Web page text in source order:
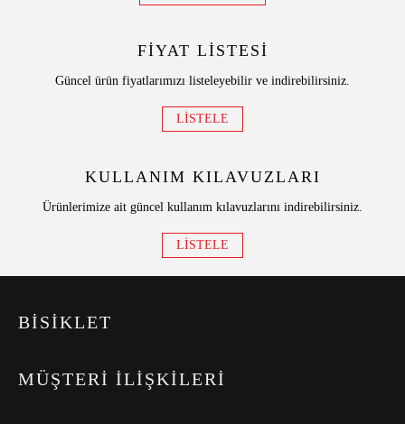
FİYAT LİSTESİ
Güncel ürün fiyatlarımızı listeleyebilir ve indirebilirsiniz.
LİSTELE
KULLANIM KILAVUZLARI
Ürünlerimize ait güncel kullanım kılavuzlarını indirebilirsiniz.
LİSTELE
BİSİKLET
MÜŞTERİ İLİŞKİLERİ